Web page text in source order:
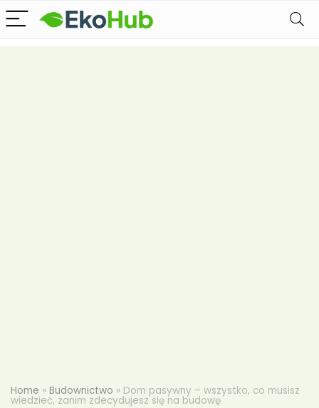
Home » Budownictwo » Dom pasywny – wszystko, co musisz
wiedzieć, zanim zdecydujesz się na budowę